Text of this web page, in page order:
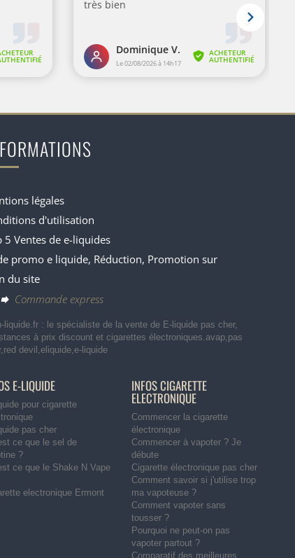
légales
d'utilisation
5 Ventes de e-liquides
promo e liquide, Réduction, Promotion sur
du site
Commande express
liquide.fr : le spécialiste de la vente de E-liquide pas cher,
à prix discount et cigarettes électroniques.avap,pas
devil,eliquide,e-liquide
E-LIQUIDE
pour cigarette
pas cher
ce que le sel de
?
ce que le Shake N Vape
electronique Ermont
INFOS CIGARETTE
ELECTRONIQUE
Commencer la cigarette
électronique
Commencer à vapoter ? Je
débute
Cigarette électronique pas cher
Comment savoir si j'utilise trop
ma vapoteuse ?
Comment vapoter sans
tousser ?
Pourquoi ne peut-on pas
vapoter partout ?
Comparatif des meilleures